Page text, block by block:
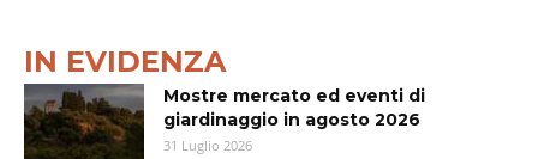
IN EVIDENZA
Mostre mercato ed eventi di
giardinaggio in agosto 2026
31 Luglio 2026